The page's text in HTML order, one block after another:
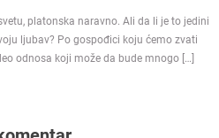
platonska naravno. Ali da li je to jedini
ljubav? Po gospođici koju ćemo zvati
odnosa koji može da bude mnogo […]